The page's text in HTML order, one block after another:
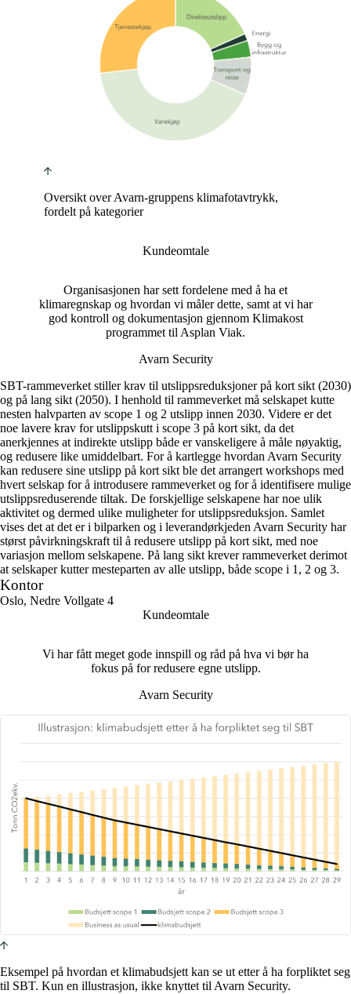
Oversikt over Avarn-gruppens klimafotavtrykk,
fordelt på kategorier
Kundeomtale
Organisasjonen har sett fordelene med å ha et
klimaregnskap og hvordan vi måler dette, samt at vi har
god kontroll og dokumentasjon gjennom Klimakost
programmet til Asplan Viak.
Avarn Security
SBT-rammeverket stiller krav til utslippsreduksjoner på kort sikt (2030)
og på lang sikt (2050). I henhold til rammeverket må selskapet kutte
nesten halvparten av scope 1 og 2 utslipp innen 2030. Videre er det
noe lavere krav for utslippskutt i scope 3 på kort sikt, da det
anerkjennes at indirekte utslipp både er vanskeligere å måle nøyaktig,
og redusere like umiddelbart. For å kartlegge hvordan Avarn Security
kan redusere sine utslipp på kort sikt ble det arrangert workshops med
hvert selskap for å introdusere rammeverket og for å identifisere mulige
utslippsreduserende tiltak. De forskjellige selskapene har noe ulik
aktivitet og dermed ulike muligheter for utslippsreduksjon. Samlet
vises det at det er i bilparken og i leverandørkjeden Avarn Security har
størst påvirkningskraft til å redusere utslipp på kort sikt, med noe
variasjon mellom selskapene. På lang sikt krever rammeverket derimot
at selskaper kutter mesteparten av alle utslipp, både scope i 1, 2 og 3.
Kontor
Oslo, Nedre Vollgate 4
Kundeomtale
Vi har fått meget gode innspill og råd på hva vi bør ha
fokus på for redusere egne utslipp.
Avarn Security
Eksempel på hvordan et klimabudsjett kan se ut etter å ha forpliktet seg
til SBT. Kun en illustrasjon, ikke knyttet til Avarn Security.